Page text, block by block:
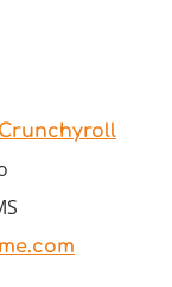
Crunchyroll